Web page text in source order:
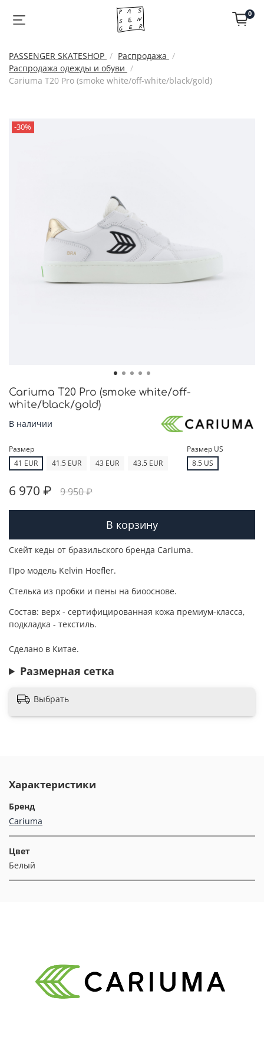
0
PASSENGER SKATESHOP
Распродажа
Распродажа одежды и обуви
Cariuma T20 Pro (smoke white/off-white/black/gold)
-30%
Cariuma T20 Pro (smoke white/off-
white/black/gold)
В наличии
Размер
41 EUR
41.5 EUR 43 EUR 43.5 EUR
Размер US
8.5 US
6 970 ₽ 9 950 ₽
В корзину
Cкейт кеды от бразильского бренда Cariuma.
Про модель Kelvin Hoefler.
Стелька из пробки и пены на биооснове.
Состав: верх - сертифицированная кожа премиум-класса,
подкладка - текстиль.
Сделано в Китае.
Размерная сетка
Выбрать
Характеристики
Бренд
Cariuma
Цвет
Белый